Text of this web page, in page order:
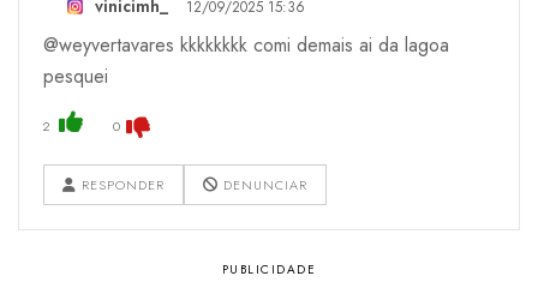
vinicimh_ 12/09/2025 15:36
@weyvertavares kkkkkkkk comi demais ai da lagoa
pesquei
2 0
RESPONDER DENUNCIAR